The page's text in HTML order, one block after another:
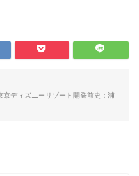
京ディズニーリゾート開発前史：浦